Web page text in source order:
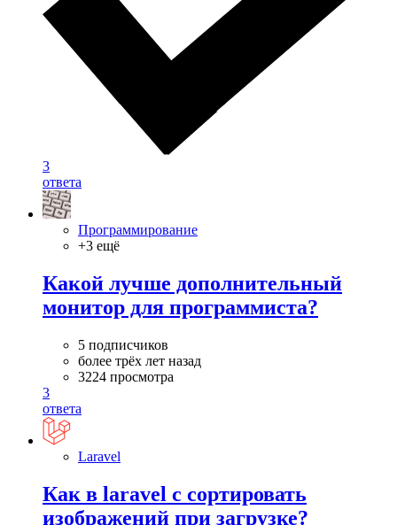
3
ответа
Программирование
+3 ещё
Какой лучше дополнительный
монитор для программиста?
5 подписчиков
более трёх лет назад
3224 просмотра
3
ответа
Laravel
Как в laravel с сортировать
изображений при загрузке?